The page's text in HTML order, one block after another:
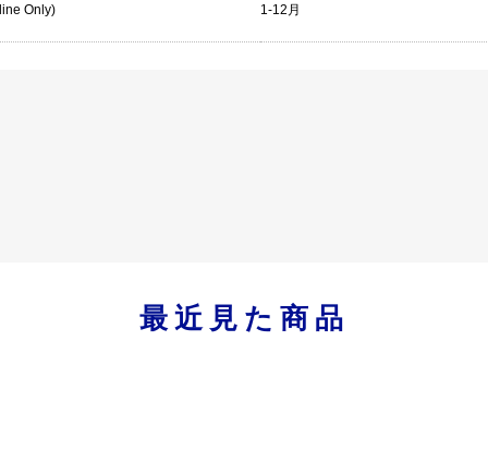
Only) 1-12月
最近見た商品